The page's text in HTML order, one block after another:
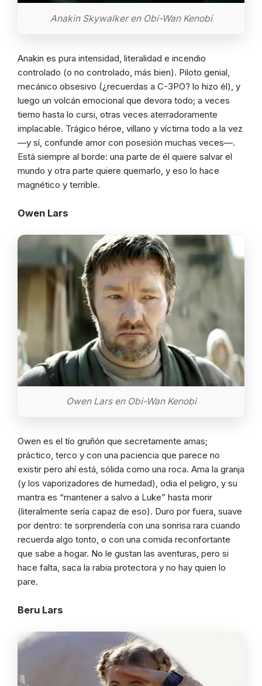
Anakin Skywalker en Obi-Wan Kenobi
Anakin es pura intensidad, literalidad e incendio
controlado (o no controlado, más bien). Piloto genial,
mecánico obsesivo (¿recuerdas a C-3PO? lo hizo él), y
luego un volcán emocional que devora todo; a veces
tierno hasta lo cursi, otras veces aterradoramente
implacable. Trágico héroe, villano y víctima todo a la vez
—y sí, confunde amor con posesión muchas veces—.
Está siempre al borde: una parte de él quiere salvar el
mundo y otra parte quiere quemarlo, y eso lo hace
magnético y terrible.
Owen Lars
Owen Lars en Obi-Wan Kenobi
Owen es el tío gruñón que secretamente amas;
práctico, terco y con una paciencia que parece no
existir pero ahí está, sólida como una roca. Ama la granja
(y los vaporizadores de humedad), odia el peligro, y su
mantra es “mantener a salvo a Luke” hasta morir
(literalmente sería capaz de eso). Duro por fuera, suave
por dentro: te sorprendería con una sonrisa rara cuando
recuerda algo tonto, o con una comida reconfortante
que sabe a hogar. No le gustan las aventuras, pero si
hace falta, saca la rabia protectora y no hay quien lo
pare.
Beru Lars